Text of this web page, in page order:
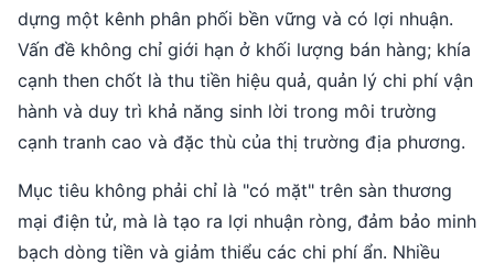
dựng một kênh phân phối bền vững và có lợi nhuận.
Vấn đề không chỉ giới hạn ở khối lượng bán hàng; khía
cạnh then chốt là thu tiền hiệu quả, quản lý chi phí vận
hành và duy trì khả năng sinh lời trong môi trường
cạnh tranh cao và đặc thù của thị trường địa phương.
Mục tiêu không phải chỉ là "có mặt" trên sàn thương
mại điện tử, mà là tạo ra lợi nhuận ròng, đảm bảo minh
bạch dòng tiền và giảm thiểu các chi phí ẩn. Nhiều